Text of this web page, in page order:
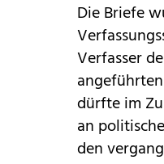
Die Briefe
Verfasser
dürfte im
an
den